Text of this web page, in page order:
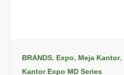
BRANDS, Expo, Meja Kantor,
Kantor Expo MD Series